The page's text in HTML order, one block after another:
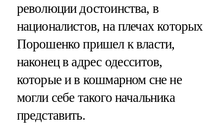
революции достоинства, в
националистов, на плечах которых
Порошенко пришел к власти,
наконец в адрес одесситов,
которые и в кошмарном сне не
могли себе такого начальника
представить.